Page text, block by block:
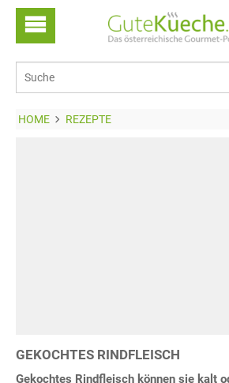
HOME REZEPTE
GEKOCHTES RINDFLEISCH
Gekochtes Rindfleisch können sie kalt